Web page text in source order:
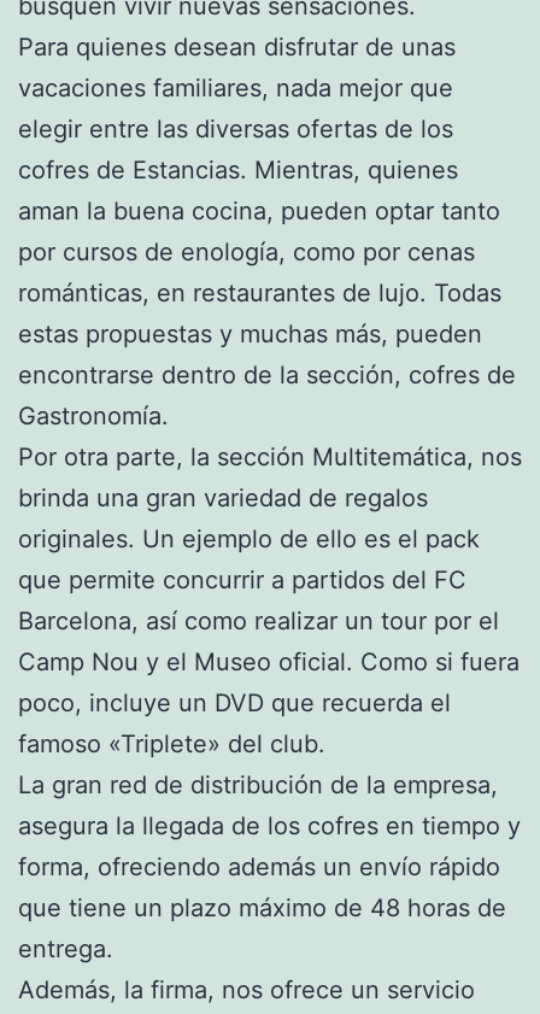
Para quienes desean disfrutar de unas
vacaciones familiares, nada mejor que
elegir entre las diversas ofertas de los
cofres de Estancias. Mientras, quienes
aman la buena cocina, pueden optar tanto
por cursos de enología, como por cenas
románticas, en restaurantes de lujo. Todas
estas propuestas y muchas más, pueden
encontrarse dentro de la sección, cofres de
Gastronomía.
Por otra parte, la sección Multitemática, nos
brinda una gran variedad de regalos
originales. Un ejemplo de ello es el pack
que permite concurrir a partidos del FC
Barcelona, así como realizar un tour por el
Camp Nou y el Museo oficial. Como si fuera
poco, incluye un DVD que recuerda el
famoso «Triplete» del club.
La gran red de distribución de la empresa,
asegura la llegada de los cofres en tiempo y
forma, ofreciendo además un envío rápido
que tiene un plazo máximo de 48 horas de
entrega.
Además, la firma, nos ofrece un servicio